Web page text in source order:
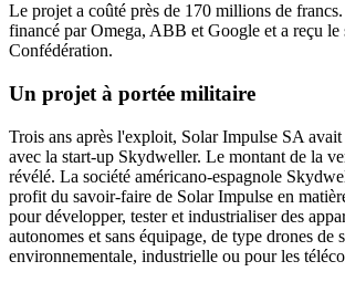
Le projet a coûté près de 170 millions de
financé par Omega, ABB et Google et a reçu le
Confédération.
Un projet à portée militaire
Trois ans après l'exploit, Solar Impulse SA
avec la start-up Skydweller. Le montant de la
révélé. La société américano-espagnole
profit du savoir-faire de Solar Impulse en
pour développer, tester et industrialiser des
autonomes et sans équipage, de type drones de
environnementale, industrielle ou pour les